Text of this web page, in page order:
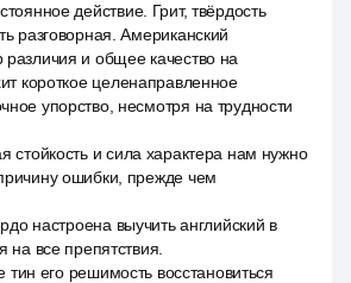
действие. Грит, твёрдость
разговорная. Американский
различия и общее качество на
короткое целенаправленное
упорство, несмотря на трудности
стойкость и сила характера нам нужно
ошибки, прежде чем
настроена выучить английский в
на все препятствия.
тин его решимость восстановиться